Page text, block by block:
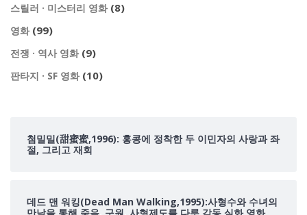
스릴러 · 미스터리 영화(8)
영화(99)
전쟁 · 역사 영화(9)
판타지 · SF 영화(10)
첨밀밀(甜蜜蜜,1996): 홍콩에 정착한 두 이민자의 사랑과 좌
절, 그리고 재회
데드 맨 워킹(Dead Man Walking,1995):사형수와 수녀의